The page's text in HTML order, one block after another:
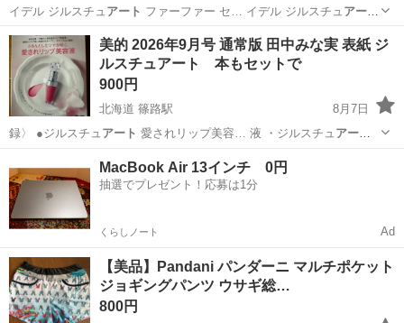
イデル ジルスチュ アート ファーファー セ… イデル ジルスチュ アート
ファーファー セ…
沖縄 那覇市 美栄橋駅 ワンピース
美的 2026年9月号 通常版 田中みな実 表紙 ジ
ルスチュアート 本もセットで
900円
北海道 篠路駅
8月7日
録〉 ●ジルスチュ アート 愛されリップ美容… 液 ・ジルスチュ アート
クリスタルブルー…
メイクアップ
MacBook Air 13インチ 0円
抽選でプレゼント！応募は1分
くらしノート Ad
【美品】Pandani パンダーニ マルチポケット
ジョギングパンツ ウサギ総…
800円